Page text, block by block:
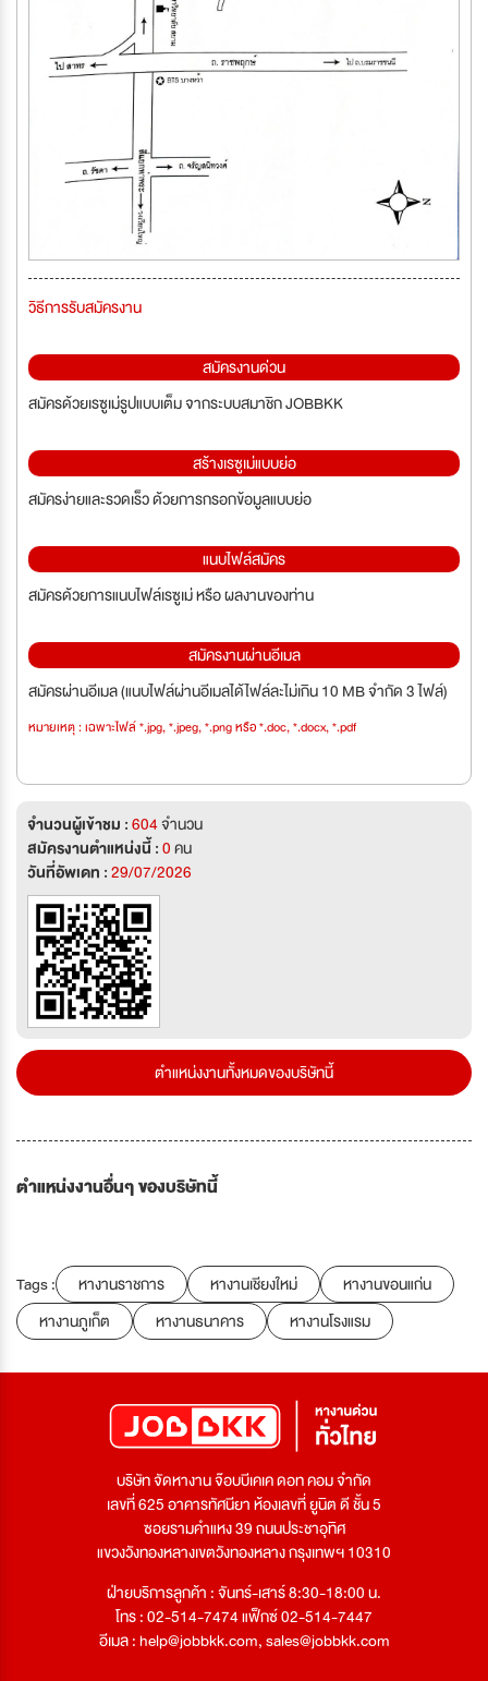
วิธีการรับสมัครงาน
สมัครงานด่วน
สมัครด้วยเรซูเม่รูปแบบเต็ม จากระบบสมาชิก JOBBKK
สร้างเรซูเม่แบบย่อ
สมัครง่ายและรวดเร็ว ด้วยการกรอกข้อมูลแบบย่อ
แนบไฟล์สมัคร
สมัครด้วยการแนบไฟล์เรซูเม่ หรือ ผลงานของท่าน
สมัครงานผ่านอีเมล
สมัครผ่านอีเมล (แนบไฟล์ผ่านอีเมลได้ไฟล์ละไม่เกิน 10 MB จำกัด 3 ไฟล์)
หมายเหตุ : เฉพาะไฟล์ *.jpg, *.jpeg, *.png หรือ *.doc, *.docx, *.pdf
จำนวนผู้เข้าชม :604จำนวน
สมัครงานตำแหน่งนี้ :0คน
วันที่อัพเดท :29/07/2026
ตำแหน่งงานทั้งหมดของบริษัทนี้
ตำแหน่งงานอื่นๆ ของบริษัทนี้
Tags : หางานราชการ หางานเชียงใหม่
หางานขอนแก่น
หางานภูเก็ต
หางานธนาคาร หางานโรงแรม
บริษัท จัดหางาน จ๊อบบีเคเค ดอท คอม จำกัด
เลขที่ 625 อาคารทัศนียา ห้องเลขที่ ยูนิต ดี ชั้น 5
ซอยรามคำแหง 39 ถนนประชาอุทิศ
แขวงวังทองหลางเขตวังทองหลาง กรุงเทพฯ 10310
ฝ่ายบริการลูกค้า : จันทร์-เสาร์ 8:30-18:00 น.
โทร : 02-514-7474 แฟ็กซ์ 02-514-7447
อีเมล :help@jobbkk.com,sales@jobbkk.com